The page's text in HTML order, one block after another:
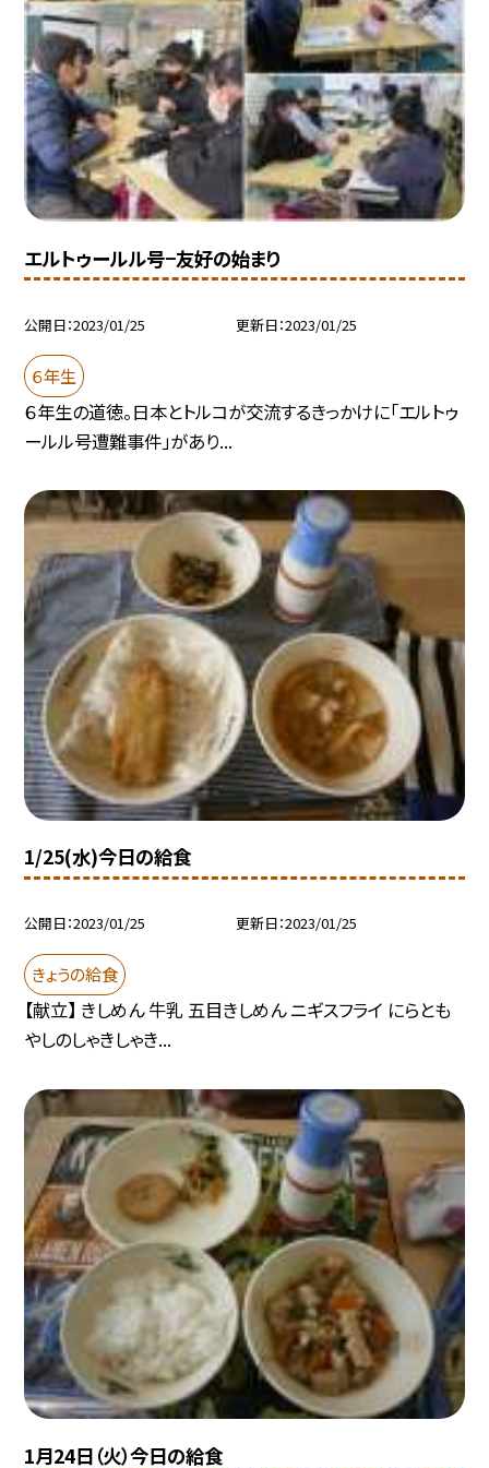
エルトゥールル号−友好の始まり
公開日 2023/01/25 更新日 2023/01/25
６年生
６年生の道徳。日本とトルコが交流するきっかけに「エルトゥ
ールル号遭難事件」があり...
1/25(水)今日の給食
公開日 2023/01/25 更新日 2023/01/25
きょうの給食
【献立】 きしめん 牛乳 五目きしめん ニギスフライ にらとも
やしのしゃきしゃき...
1月24日（火）今日の給食